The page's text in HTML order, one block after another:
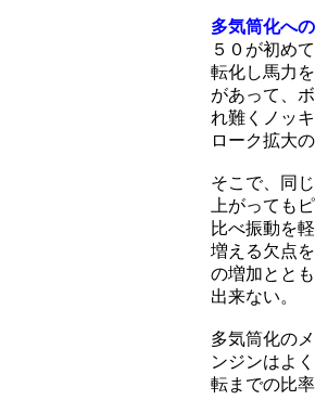
多気筒化へ
５０が初め
転化し馬力
があって、
れ難くノッ
ローク拡大
そこで、同
上がっても
比べ振動を
増える欠点
の増加とと
出来ない。
多気筒化の
ンジンはよ
転までの比